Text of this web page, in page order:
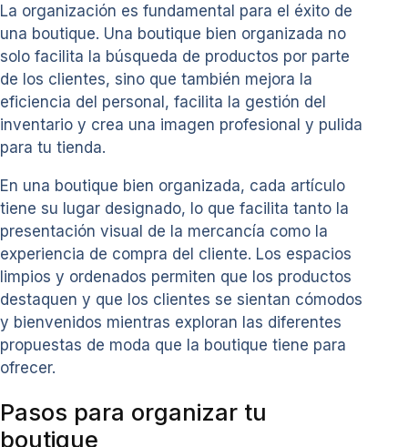
La organización es fundamental para el éxito de
una boutique. Una boutique bien organizada no
solo facilita la búsqueda de productos por parte
de los clientes, sino que también mejora la
eficiencia del personal, facilita la gestión del
inventario y crea una imagen profesional y pulida
para tu tienda.
En una boutique bien organizada, cada artículo
tiene su lugar designado, lo que facilita tanto la
presentación visual de la mercancía como la
experiencia de compra del cliente. Los espacios
limpios y ordenados permiten que los productos
destaquen y que los clientes se sientan cómodos
y bienvenidos mientras exploran las diferentes
propuestas de moda que la boutique tiene para
ofrecer.
Pasos para organizar tu
boutique